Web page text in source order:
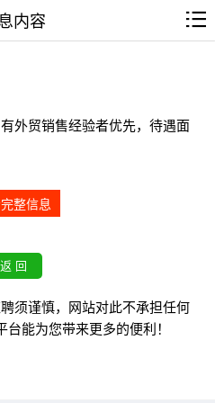
内容
外贸销售经验者优先，待遇面
整信息
须谨慎，网站对此不承担任何
能为您带来更多的便利！